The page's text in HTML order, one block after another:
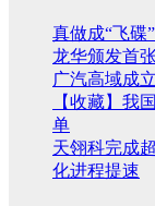
真做成“飞碟
龙华颁发首
广汽高域成
【收藏】我
单
天翎科完成
化进程提速